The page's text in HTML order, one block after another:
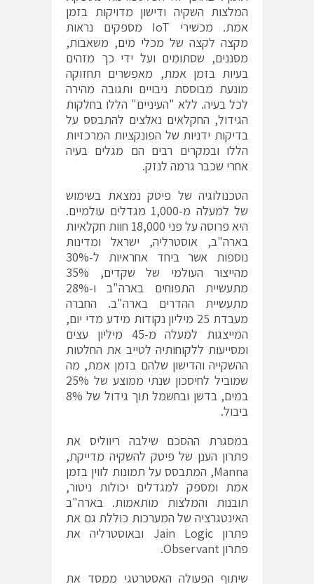
המלצות השקיה ודישון מדויקות בזמן
אמת. מכשירי IoT מספקים נראות
מקצה לקצה של מכלי מים, משאבות,
מסננים, שסתומים ועל ידי כך מזהים
בעיות בזמן אמת, מאפשרים תחזוקה
מונעת מבוססת ניבויים ותגובה מהירה
לכל בעיה. ללא "העיניים" הללו בחלקות
הגידול, החקלאים נאלצים להתבסס על
בדיקות ידניות של הפונקציות המרכזיות
הללו ובמקרים רבים הם מגלים בעיה
אחרי שכבר גרמה לנזק.
הטכנולוגיה של פיטק נמצאת בשימוש
של למעלה מ-1,000 מגדלים עולמיים.
היא פרוסה על פני 18,000 חוות חקלאיות
בארה"ב, אוסטרליה, ישראל ומדינות
נוספות אשר ביחד אחראיות ל-30%
מהייצור העולמי של שקדים, 35%
מתעשיית התפוחים בארה"ב ו-28%
מתעשיית ההדרים בארה"ב. החברה
מעבדת 25 מיליון נקודות מידע מדי יום,
המייצגות למעלה מ-45 מיליון עצים
ומסייעות ללקוחותיה לטייב את החלטות
ההשקייה והדישון שלהם בזמן אמת, מה
שמוביל לחיסכון שנתי ממוצע של 25%
במים, בדשן ובחשמל תוך גידול של 8%
ביבול.
במסגרת ההסכם שילבה ריווליס את
פתרון הענן של פיטק להשקיה מדייקת,
Manna, המתבסס על תמונות לווין בזמן
אמת ומספק למגדלים יכולות ניטור,
תובנות והמלצות מותאמות. בארה"ב
האינטגרציה של המערכות כוללת גם את
פתרון Jain Logic ובאוסטרליה את
פתרון Observant.
שיתוף הפעולה האסטרטגי ממסד את